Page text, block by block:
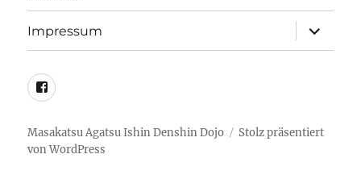
Impressum
öffnen
Facebook
Masakatsu Agatsu Ishin Denshin Dojo
Stolz präsentiert
von WordPress